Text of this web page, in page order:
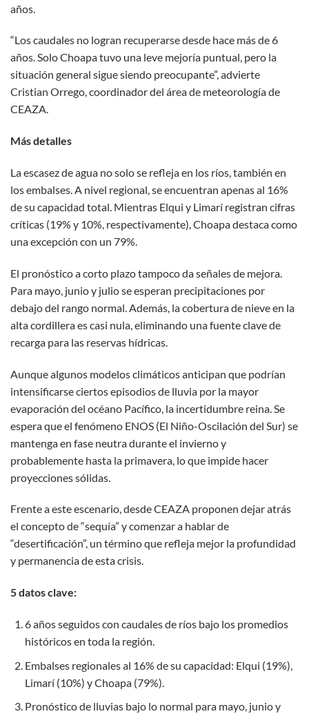
años.
“Los caudales no logran recuperarse desde hace más de 6
años. Solo Choapa tuvo una leve mejoría puntual, pero la
situación general sigue siendo preocupante”, advierte
Cristian Orrego, coordinador del área de meteorología de
CEAZA.
Más detalles
La escasez de agua no solo se refleja en los ríos, también en
los embalses. A nivel regional, se encuentran apenas al 16%
de su capacidad total. Mientras Elqui y Limarí registran cifras
críticas (19% y 10%, respectivamente), Choapa destaca como
una excepción con un 79%.
El pronóstico a corto plazo tampoco da señales de mejora.
Para mayo, junio y julio se esperan precipitaciones por
debajo del rango normal. Además, la cobertura de nieve en la
alta cordillera es casi nula, eliminando una fuente clave de
recarga para las reservas hídricas.
Aunque algunos modelos climáticos anticipan que podrían
intensificarse ciertos episodios de lluvia por la mayor
evaporación del océano Pacífico, la incertidumbre reina. Se
espera que el fenómeno ENOS (El Niño-Oscilación del Sur) se
mantenga en fase neutra durante el invierno y
probablemente hasta la primavera, lo que impide hacer
proyecciones sólidas.
Frente a este escenario, desde CEAZA proponen dejar atrás
el concepto de “sequía” y comenzar a hablar de
“desertificación”, un término que refleja mejor la profundidad
y permanencia de esta crisis.
5 datos clave:
6 años seguidos con caudales de ríos bajo los promedios
históricos en toda la región.
Embalses regionales al 16% de su capacidad: Elqui (19%),
Limarí (10%) y Choapa (79%).
Pronóstico de lluvias bajo lo normal para mayo, junio y